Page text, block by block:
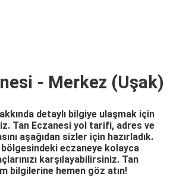
- Merkez (Uşak)
detaylı bilgiye ulaşmak için
Tan Eczanesi yol tarifi, adres ve
aşağıdan sizler için hazırladık.
eczaneye kolayca
karşılayabilirsiniz. Tan
bilgilerine hemen göz atın!